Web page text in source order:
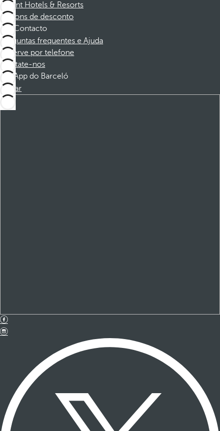
Dorint Hotels & Resorts
Cupons de desconto
Contacto
Perguntas frequentes e Ajuda
Reserve por telefone
Contate-nos
App do Barceló
Baixar